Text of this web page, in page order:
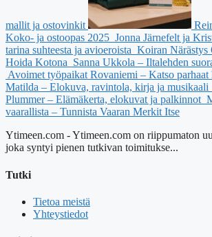
mallit ja ostovinkit
Koko- ja ostoopas 2025 Jonna Järnefelt ja
tarina suhteesta ja avioeroista Koiran Närästys
Hoida Kotona Sanna Ukkola – Iltalehden
Avoimet työpaikat Rovaniemi – Katso parhaat
Matilda – Elokuva, ravintola, kirja ja musikaali
Plummer – Elämäkerta, elokuvat ja palkinnot
vaarallista – Tunnista Vaaran Merkit Itse
Ytimeen.com - Ytimeen.com on riippumaton
joka syntyi pienen tutkivan toimitukse...
Tutki
Tietoa meistä
Yhteystiedot